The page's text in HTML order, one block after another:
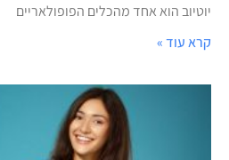
יוטיוב הוא אחד מהכלים הפופולאריים
קרא עוד »